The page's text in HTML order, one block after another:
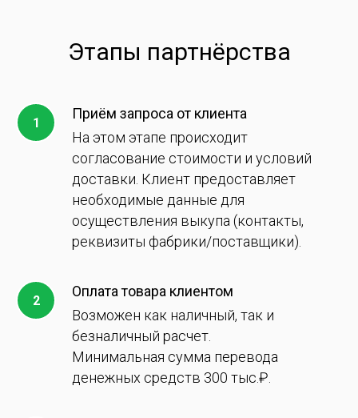
Этапы партнёрства
Приём запроса от клиента
На этом этапе происходит
согласование стоимости и условий
доставки. Клиент предоставляет
необходимые данные для
осуществления выкупа (контакты,
реквизиты фабрики/поставщики).
Оплата товара клиентом
Возможен как наличный, так и
безналичный расчет.
Минимальная сумма перевода
денежных средств 300 тыс.₽.